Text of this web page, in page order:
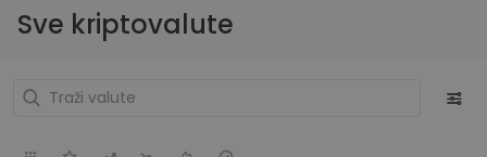
Sve kriptovalute